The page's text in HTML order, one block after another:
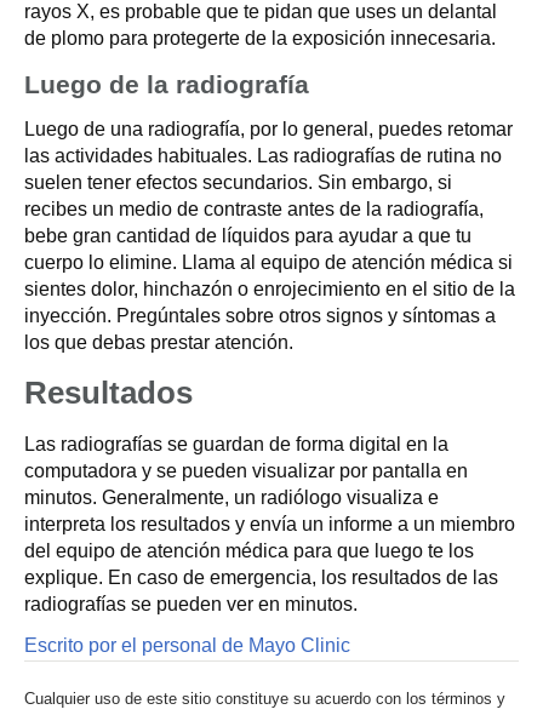
rayos X, es probable que te pidan que uses un delantal
de plomo para protegerte de la exposición innecesaria.
Luego de la radiografía
Luego de una radiografía, por lo general, puedes retomar
las actividades habituales. Las radiografías de rutina no
suelen tener efectos secundarios. Sin embargo, si
recibes un medio de contraste antes de la radiografía,
bebe gran cantidad de líquidos para ayudar a que tu
cuerpo lo elimine. Llama al equipo de atención médica si
sientes dolor, hinchazón o enrojecimiento en el sitio de la
inyección. Pregúntales sobre otros signos y síntomas a
los que debas prestar atención.
Resultados
Las radiografías se guardan de forma digital en la
computadora y se pueden visualizar por pantalla en
minutos. Generalmente, un radiólogo visualiza e
interpreta los resultados y envía un informe a un miembro
del equipo de atención médica para que luego te los
explique. En caso de emergencia, los resultados de las
radiografías se pueden ver en minutos.
Escrito por el personal de Mayo Clinic
Cualquier uso de este sitio constituye su acuerdo con los términos y